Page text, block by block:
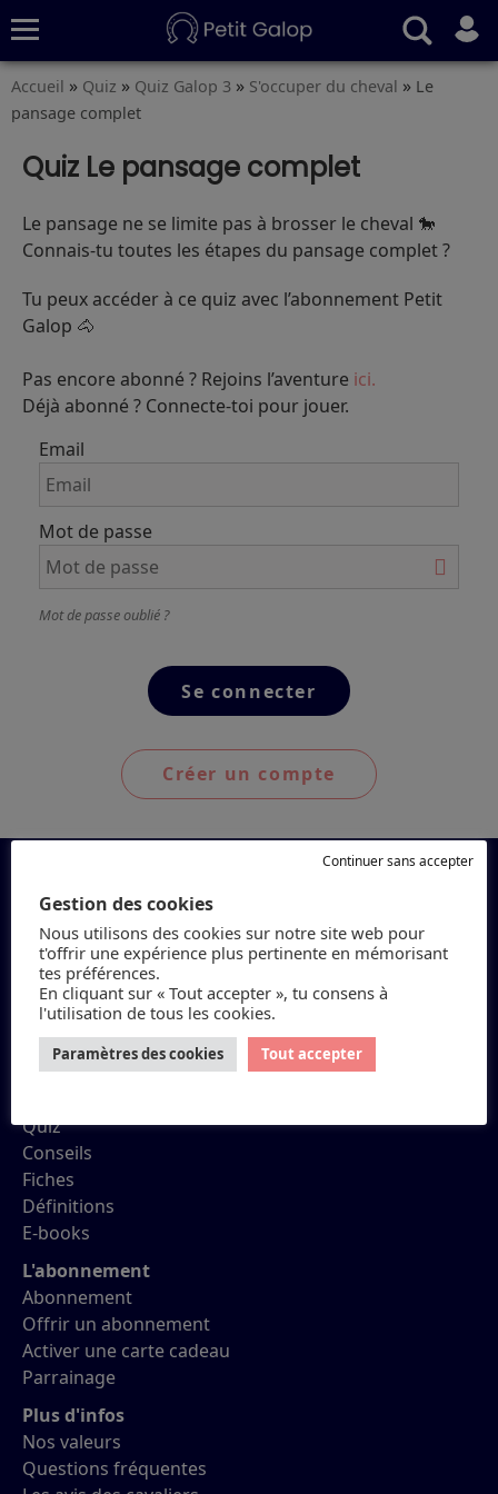
Quiz
Conseils
Fiches
S’abonner
Accueil » Quiz » Quiz Galop 3 » S'occuper du cheval » Le
pansage complet
Quiz Le pansage complet
Le pansage ne se limite pas à brosser le cheval 🐎
Connais‑tu toutes les étapes du pansage complet ?
Tu peux accéder à ce quiz avec l’abonnement Petit
Galop 🐴
Pas encore abonné ? Rejoins l’aventure ici.
Déjà abonné ? Connecte-toi pour jouer.
Email
Mot de passe
Mot de passe oublié ?
Créer un compte
Petit Galop
Quiz
Conseils
Fiches
Définitions
E-books
L'abonnement
Abonnement
Offrir un abonnement
Activer une carte cadeau
Parrainage
Plus d'infos
Nos valeurs
Questions fréquentes
Gestion des cookies
Nous utilisons des cookies sur notre site web pour
t'offrir une expérience plus pertinente en mémorisant
tes préférences.
En cliquant sur « Tout accepter », tu consens à
l'utilisation de tous les cookies.
Paramètres des cookies Tout accepter
Continuer sans accepter